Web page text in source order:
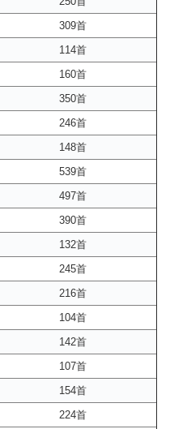
309首
114首
160首
350首
246首
148首
539首
497首
390首
132首
245首
216首
104首
142首
107首
154首
224首